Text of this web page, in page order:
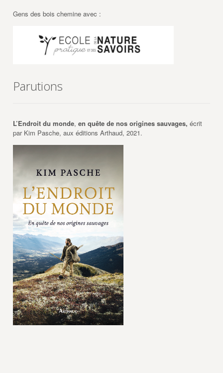
Gens des bois chemine avec :
Parutions
L’Endroit du monde, en quête de nos origines sauvages, écrit
par Kim Pasche, aux éditions Arthaud, 2021.